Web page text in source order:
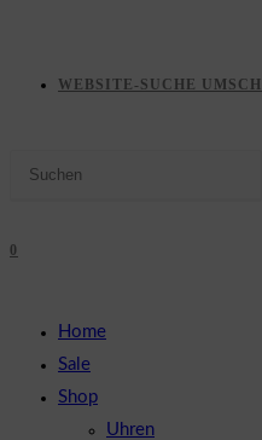
WEBSITE-SUCHE
0
Home
Sale
Shop
Uhren